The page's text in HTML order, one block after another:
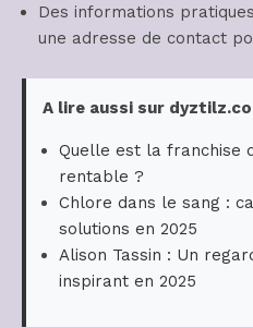
Des informations
une adresse de contact
A lire aussi sur
Quelle est la franchise
rentable ?
Chlore dans le sang :
solutions en 2025
Alison Tassin : Un
inspirant en 2025